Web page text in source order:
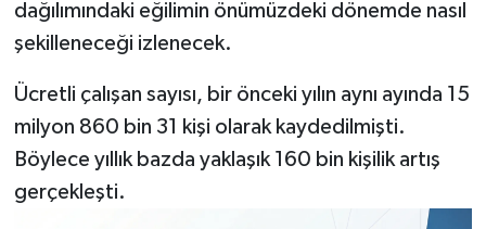
dağılımındaki eğilimin önümüzdeki dönemde nasıl
şekilleneceği izlenecek.
Ücretli çalışan sayısı, bir önceki yılın aynı ayında 15
milyon 860 bin 31 kişi olarak kaydedilmişti.
Böylece yıllık bazda yaklaşık 160 bin kişilik artış
gerçekleşti.